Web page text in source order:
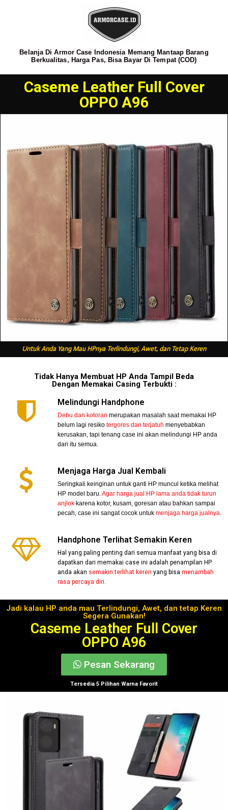
Belanja Di Armor Case Indonesia Memang Mantaap Barang
Berkualitas, Harga Pas, Bisa Bayar Di Tempat (COD)
Caseme Leather Full Cover
OPPO A96
Untuk Anda Yang Mau HPnya Terlindungi, Awet, dan Tetap Keren
Tidak Hanya Membuat HP Anda Tampil Beda
Dengan Memakai Casing Terbukti :
Melindungi Handphone
Debu dan kotoran merupakan masalah saat memakai HP
belum lagi resiko tergores dan terjatuh menyebabkan
kerusakan, tapi tenang case ini akan melindungi HP anda
dari itu semua.
Menjaga Harga Jual Kembali
Seringkali keinginan untuk ganti HP muncul ketika melihat
HP model baru.Agar harga jual HP lama anda tidak turun
anjlok karena kotor, kusam, goresan atau bahkan sampai
pecah, case ini sangat cocok untukmenjaga harga jualnya.
Handphone Terlihat Semakin Keren
Hal yang paling penting dari semua manfaat yang bisa di
dapatkan dari memakai case ini adalah penampilan HP
anda akan semakin terlihat keren yang bisamenambah
rasa percaya diri.
Jadi kalau HP anda mau Terlindungi, Awet, dan tetap Keren
Segera Gunakan!
Caseme Leather Full Cover
OPPO A96
Pesan Sekarang
Tersedia 5 Pilihan Warna Favorit